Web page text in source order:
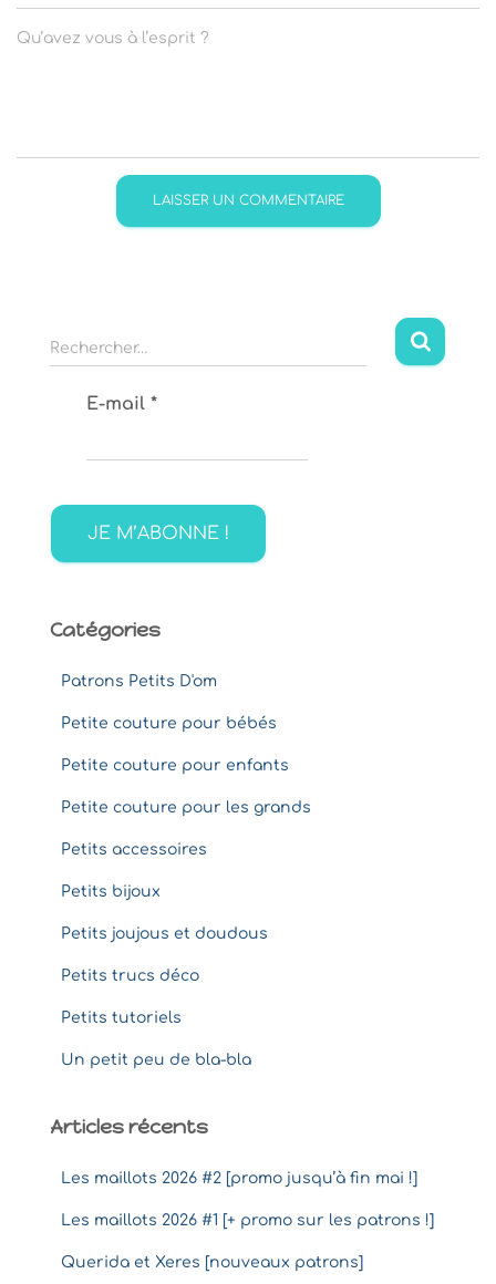
Qu’avez vous à l’esprit ?
R
e
h
r
Rechercher…
E-mail *
Catégories
Patrons Petits D'om
Petite couture pour bébés
Petite couture pour enfants
Petite couture pour les grands
Petits accessoires
Petits bijoux
Petits joujous et doudous
Petits trucs déco
Petits tutoriels
Un petit peu de bla-bla
Articles récents
Les maillots 2026 #2 [promo jusqu’à fin mai !]
Les maillots 2026 #1 [+ promo sur les patrons !]
Querida et Xeres [nouveaux patrons]